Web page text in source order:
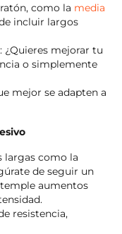
como la media
incluir largos
¿Quieres mejorar tu
o simplemente
mejor se adapten a
largas como la
de seguir un
aumentos
resistencia,